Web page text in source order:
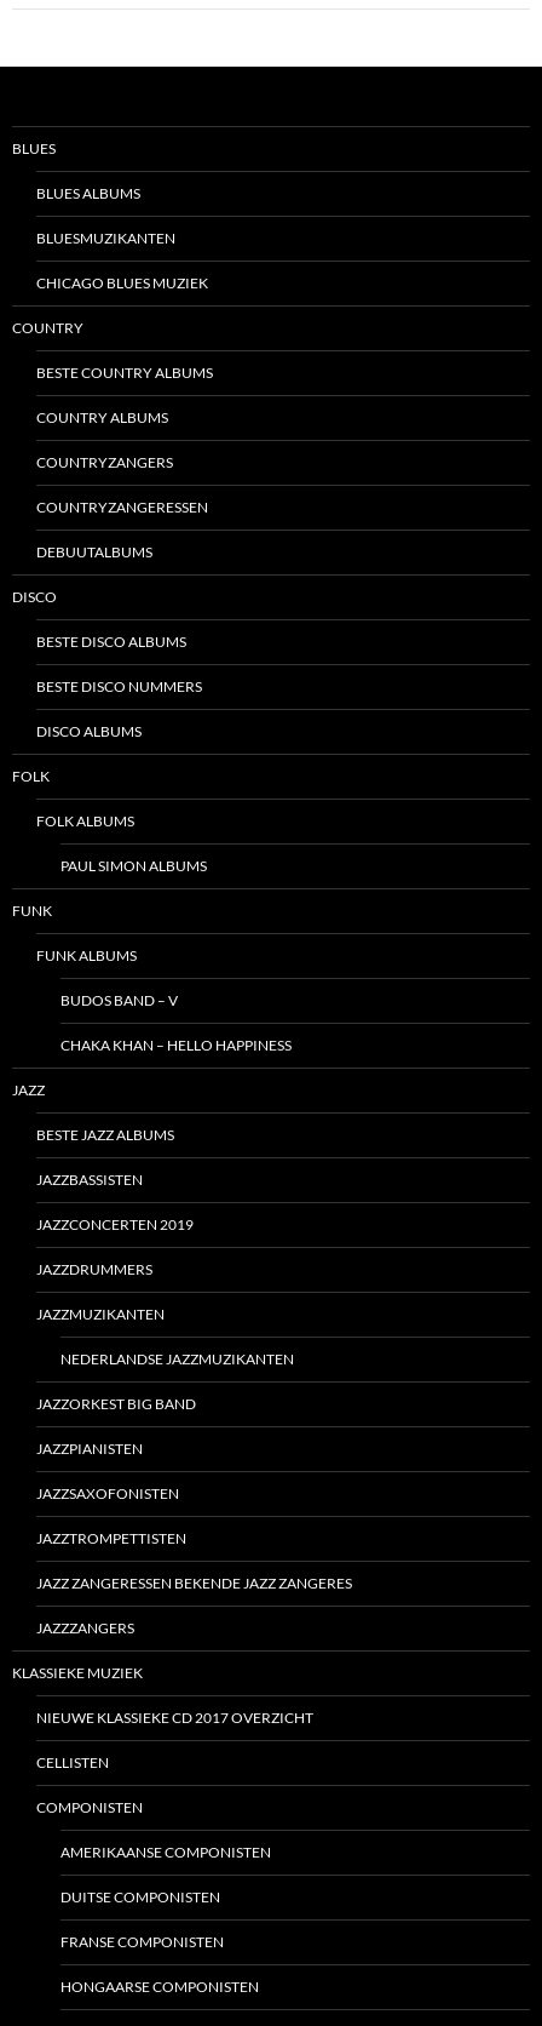
BLUES
BLUES ALBUMS
BLUESMUZIKANTEN
CHICAGO BLUES MUZIEK
COUNTRY
BESTE COUNTRY ALBUMS
COUNTRY ALBUMS
COUNTRYZANGERS
COUNTRYZANGERESSEN
DEBUUTALBUMS
DISCO
BESTE DISCO ALBUMS
BESTE DISCO NUMMERS
DISCO ALBUMS
FOLK
FOLK ALBUMS
PAUL SIMON ALBUMS
FUNK
FUNK ALBUMS
BUDOS BAND – V
CHAKA KHAN – HELLO HAPPINESS
JAZZ
BESTE JAZZ ALBUMS
JAZZBASSISTEN
JAZZCONCERTEN 2019
JAZZDRUMMERS
JAZZMUZIKANTEN
NEDERLANDSE JAZZMUZIKANTEN
JAZZORKEST BIG BAND
JAZZPIANISTEN
JAZZSAXOFONISTEN
JAZZTROMPETTISTEN
JAZZ ZANGERESSEN BEKENDE JAZZ ZANGERES
JAZZZANGERS
KLASSIEKE MUZIEK
NIEUWE KLASSIEKE CD 2017 OVERZICHT
CELLISTEN
COMPONISTEN
AMERIKAANSE COMPONISTEN
DUITSE COMPONISTEN
FRANSE COMPONISTEN
HONGAARSE COMPONISTEN